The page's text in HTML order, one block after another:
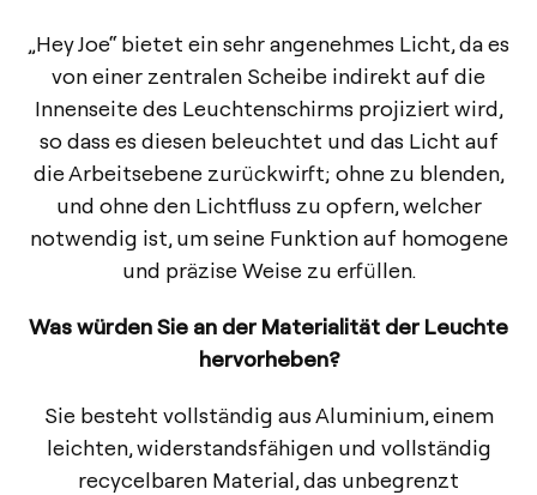
„Hey Joe“ bietet ein sehr angenehmes Licht, da es
von einer zentralen Scheibe indirekt auf die
Innenseite des Leuchtenschirms projiziert wird,
so dass es diesen beleuchtet und das Licht auf
die Arbeitsebene zurückwirft; ohne zu blenden,
und ohne den Lichtfluss zu opfern, welcher
notwendig ist, um seine Funktion auf homogene
und präzise Weise zu erfüllen.
Was würden Sie an der Materialität der Leuchte
hervorheben?
Sie besteht vollständig aus Aluminium, einem
leichten, widerstandsfähigen und vollständig
recycelbaren Material, das unbegrenzt